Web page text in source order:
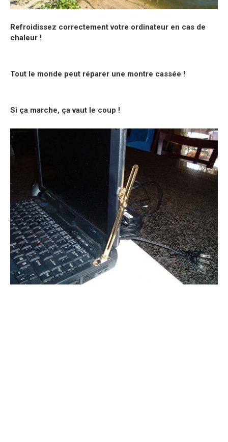
Refroidissez correctement votre ordinateur en cas de
chaleur !
Tout le monde peut réparer une montre cassée !
Si ça marche, ça vaut le coup !